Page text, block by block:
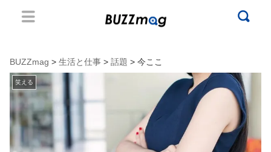
BUZZmag > 生活と仕事 > 話題 > 今ここ
笑える